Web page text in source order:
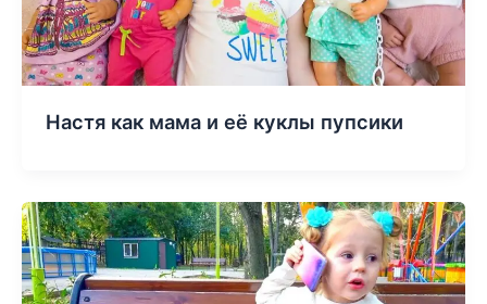
Настя как мама и её куклы пупсики